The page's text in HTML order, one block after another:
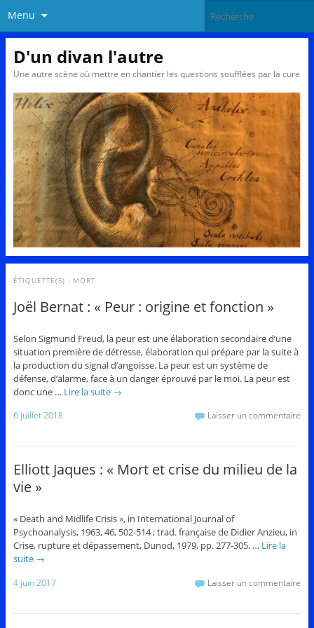
Menu
D'un divan l'autre
Une autre scène où mettre en chantier les questions soufflées par la cure
ÉTIQUETTE(S) : MORT
Joël Bernat : « Peur : origine et fonction »
Selon Sigmund Freud, la peur est une élaboration secondaire d’une
situation première de détresse, élaboration qui prépare par la suite à
la production du signal d’angoisse. La peur est un système de
défense, d’alarme, face à un danger éprouvé par le moi. La peur est
donc une … Lire la suite →
6 juillet 2018 Laisser un commentaire
Elliott Jaques : « Mort et crise du milieu de la
vie »
« Death and Midlife Crisis », in International Journal of
Psychoanalysis, 1963, 46, 502-514 ; trad. française de Didier Anzieu, in
Crise, rupture et dépassement, Dunod, 1979, pp. 277-305. … Lire la
suite →
4 juin 2017 Laisser un commentaire